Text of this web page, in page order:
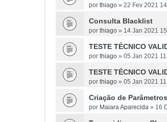
por thiago » 22 Fev 2021
Consulta Blacklist
por thiago » 14 Jan 2021
TESTE TÉCNICO
por thiago » 05 Jan 2021
TESTE TÉCNICO
por thiago » 05 Jan 2021
Criação de
por Maiara Aparecida » 16